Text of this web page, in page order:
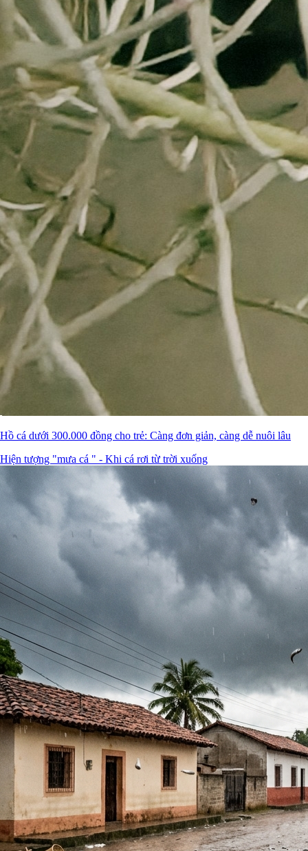
Hồ cá dưới 300.000 đồng cho trẻ: Càng đơn giản, càng dễ nuôi lâu
Hiện tượng "mưa cá " - Khi cá rơi từ trời xuống